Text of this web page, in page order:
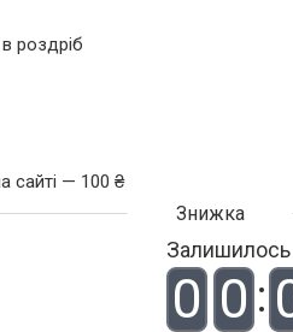
роздріб
сайті — 100 ₴
Залишилось
0 0